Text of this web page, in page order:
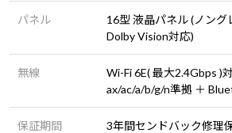
パネル
16型 液晶パネル (ノン
Dolby Vision対応)
無線
Wi-Fi 6E( 最大2.4Gbps )
ax/ac/a/b/g/n準拠 ＋
保証期間
3年間センドバック修理